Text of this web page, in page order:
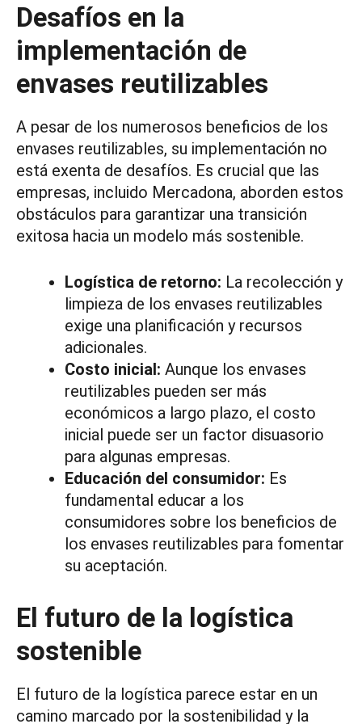
Desafíos en la
implementación de
envases reutilizables
A pesar de los numerosos beneficios de los
envases reutilizables, su implementación no
está exenta de desafíos. Es crucial que las
empresas, incluido Mercadona, aborden estos
obstáculos para garantizar una transición
exitosa hacia un modelo más sostenible.
Logística de retorno: La recolección y
limpieza de los envases reutilizables
exige una planificación y recursos
adicionales.
Costo inicial: Aunque los envases
reutilizables pueden ser más
económicos a largo plazo, el costo
inicial puede ser un factor disuasorio
para algunas empresas.
Educación del consumidor: Es
fundamental educar a los
consumidores sobre los beneficios de
los envases reutilizables para fomentar
su aceptación.
El futuro de la logística
sostenible
El futuro de la logística parece estar en un
camino marcado por la sostenibilidad y la